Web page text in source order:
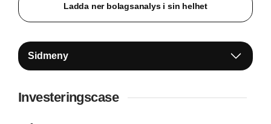
Ladda ner bolagsanalys i sin helhet
Sidmeny
Investeringscase